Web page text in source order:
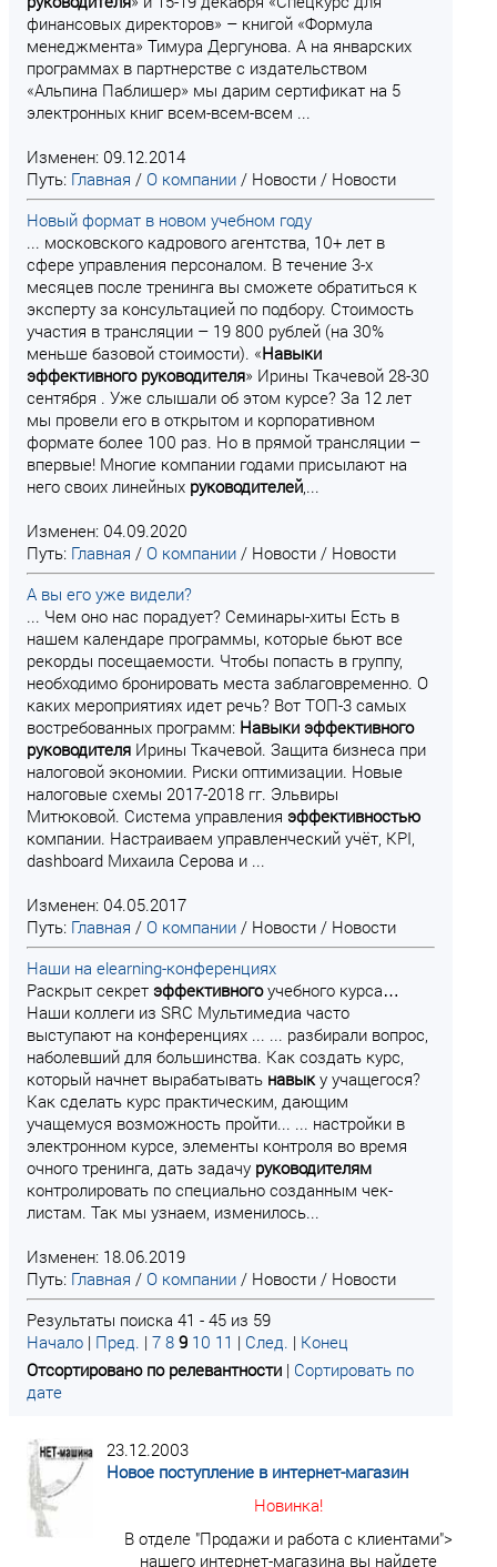
финансовых директоров» – книгой «Формула
менеджмента» Тимура Дергунова. А на январских
программах в партнерстве с издательством
«Альпина Паблишер» мы дарим сертификат на 5
электронных книг всем-всем-всем ...
Изменен: 09.12.2014
Путь: Главная / О компании / Новости / Новости
Новый формат в новом учебном году
... московского кадрового агентства, 10+ лет в
сфере управления персоналом. В течение 3-х
месяцев после тренинга вы сможете обратиться к
эксперту за консультацией по подбору. Стоимость
участия в трансляции – 19 800 рублей (на 30%
меньше базовой стоимости). «Навыки
эффективного руководителя» Ирины Ткачевой 28-30
сентября . Уже слышали об этом курсе? За 12 лет
мы провели его в открытом и корпоративном
формате более 100 раз. Но в прямой трансляции –
впервые! Многие компании годами присылают на
него своих линейных руководителей,...
Изменен: 04.09.2020
Путь: Главная / О компании / Новости / Новости
А вы его уже видели?
... Чем оно нас порадует? Семинары-хиты Есть в
нашем календаре программы, которые бьют все
рекорды посещаемости. Чтобы попасть в группу,
необходимо бронировать места заблаговременно. О
каких мероприятиях идет речь? Вот ТОП-3 самых
востребованных программ: Навыки эффективного
руководителя Ирины Ткачевой. Защита бизнеса при
налоговой экономии. Риски оптимизации. Новые
налоговые схемы 2017-2018 гг. Эльвиры
Митюковой. Система управления эффективностью
компании. Настраиваем управленческий учёт, KPI,
dashboard Михаила Серова и ...
Изменен: 04.05.2017
Путь: Главная / О компании / Новости / Новости
Наши на elearning-конференциях
Раскрыт секрет эффективногоучебного курса…
Наши коллеги из SRC Мультимедиа часто
выступают на конференциях ... ... разбирали вопрос,
наболевший для большинства. Как создать курс,
который начнет вырабатывать навыку учащегося?
Как сделать курс практическим, дающим
учащемуся возможность пройти... ... настройки в
электронном курсе, элементы контроля во время
очного тренинга, дать задачу руководителям
контролировать по специально созданным чек-
листам. Так мы узнаем, изменилось...
Изменен: 18.06.2019
Путь: Главная / О компании / Новости / Новости
Результаты поиска 41 - 45 из 59
Начало | Пред. | 7 8 9 10 11 | След. | Конец
Отсортировано по релевантности | Сортировать по
дате
23.12.2003
Новое поступление в интернет-магазин
Новинка!
В отделе "Продажи и работа с клиентами">
нашего интернет-магазина вы найдете